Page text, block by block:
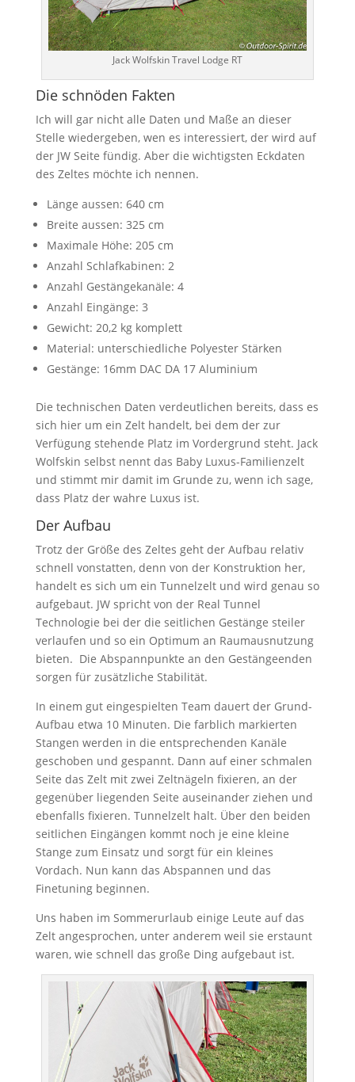
Jack Wolfskin Travel Lodge RT
Die schnöden Fakten
Ich will gar nicht alle Daten und Maße an dieser
Stelle wiedergeben, wen es interessiert, der wird auf
der JW Seite fündig. Aber die wichtigsten Eckdaten
des Zeltes möchte ich nennen.
Länge aussen: 640 cm
Breite aussen: 325 cm
Maximale Höhe: 205 cm
Anzahl Schlafkabinen: 2
Anzahl Gestängekanäle: 4
Anzahl Eingänge: 3
Gewicht: 20,2 kg komplett
Material: unterschiedliche Polyester Stärken
Gestänge: 16mm DAC DA 17 Aluminium
Die technischen Daten verdeutlichen bereits, dass es
sich hier um ein Zelt handelt, bei dem der zur
Verfügung stehende Platz im Vordergrund steht. Jack
Wolfskin selbst nennt das Baby Luxus-Familienzelt
und stimmt mir damit im Grunde zu, wenn ich sage,
dass Platz der wahre Luxus ist.
Der Aufbau
Trotz der Größe des Zeltes geht der Aufbau relativ
schnell vonstatten, denn von der Konstruktion her,
handelt es sich um ein Tunnelzelt und wird genau so
aufgebaut. JW spricht von der Real Tunnel
Technologie bei der die seitlichen Gestänge steiler
verlaufen und so ein Optimum an Raumausnutzung
bieten. Die Abspannpunkte an den Gestängeenden
sorgen für zusätzliche Stabilität.
In einem gut eingespielten Team dauert der Grund-
Aufbau etwa 10 Minuten. Die farblich markierten
Stangen werden in die entsprechenden Kanäle
geschoben und gespannt. Dann auf einer schmalen
Seite das Zelt mit zwei Zeltnägeln fixieren, an der
gegenüber liegenden Seite auseinander ziehen und
ebenfalls fixieren. Tunnelzelt halt. Über den beiden
seitlichen Eingängen kommt noch je eine kleine
Stange zum Einsatz und sorgt für ein kleines
Vordach. Nun kann das Abspannen und das
Finetuning beginnen.
Uns haben im Sommerurlaub einige Leute auf das
Zelt angesprochen, unter anderem weil sie erstaunt
waren, wie schnell das große Ding aufgebaut ist.